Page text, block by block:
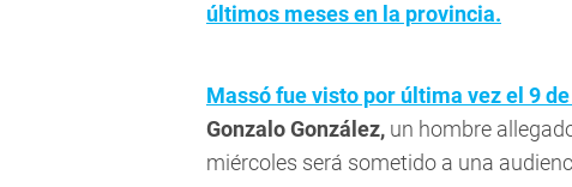
últimos meses en la provincia.
Massó fue visto por última vez el 9
Gonzalo González, un hombre
miércoles será sometido a una